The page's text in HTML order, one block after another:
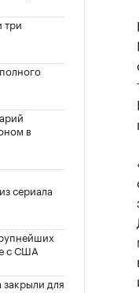
три
в
сериала
с США
для